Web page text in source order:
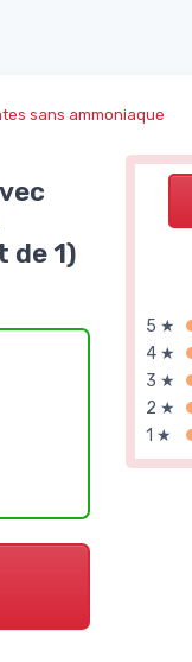
sans ammoniaque
5 ★
4 ★
3 ★
2 ★
1 ★
de 1)